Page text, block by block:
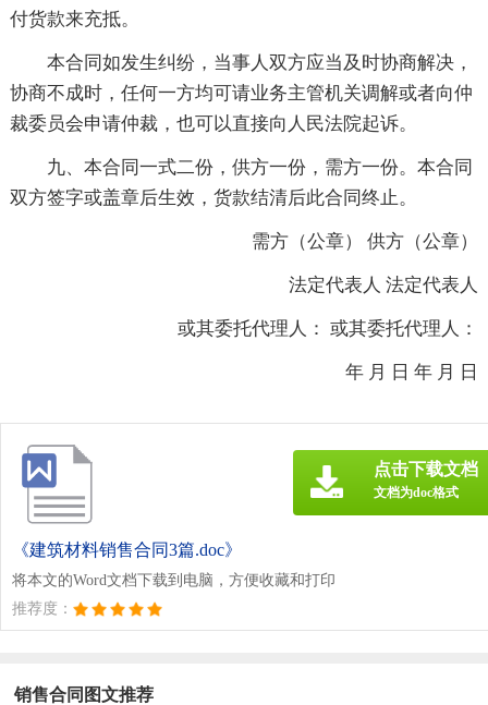
付货款来充抵。
本合同如发生纠纷，当事人双方应当及时协商解决，
协商不成时，任何一方均可请业务主管机关调解或者向仲
裁委员会申请仲裁，也可以直接向人民法院起诉。
九、本合同一式二份，供方一份，需方一份。本合同
双方签字或盖章后生效，货款结清后此合同终止。
需方（公章） 供方（公章）
法定代表人 法定代表人
或其委托代理人： 或其委托代理人：
年 月 日 年 月 日
《建筑材料销售合同3篇.doc》
将本文的Word文档下载到电脑，方便收藏和打印
推荐度：
点击下载文档
文档为doc格式
销售合同图文推荐